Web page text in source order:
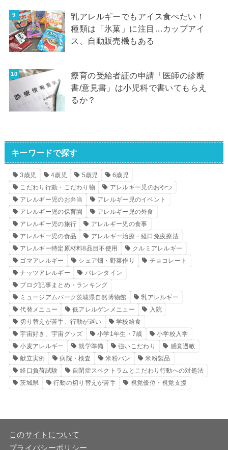
乳アレルギーでもアイス食べたい！
種類は「氷菓」に注目…カップアイ
ス、自動販売機もある
療育の受給者証の申請「医師の診断
書/意見書」は小児科で書いてもらえ
るか？
キーワードで探す
3歳児 4歳児 5歳児
6歳児
こだわり行動・こだわり物
アレルギー児のおやつ
アレルギー児のお弁当
アレルギー児のイベント
アレルギー児の保育園
アレルギー児の外食
アレルギー児の旅行
アレルギー児の食事
アレルギー児の食品
アレルギー治療・経口免疫療法
アレルギー特定原材料8品目不使用
クルミアレルギー
ゴマアレルギー
シェア畑・野菜作り
チョコレート
ナッツアレルギー
バレンタイン
ブログ記事まとめ・ランキング
ミュージアムパーク茨城県自然博物館
乳アレルギー
代替メニュー
低アレルゲンメニュー
入院
切り替えが苦手、行動が遅い
学校給食
宇宙好き、宇宙グッズ
小学1年生・7歳
小学校入学
小麦アレルギー
就学準備 強いこだわり
感覚過敏
献立実例
病院・検査 米粉パン
米粉製品
経口負荷試験
自閉症スペクトラムとこだわり行動への対処法
茨城県
行動の切り替えが苦手 視覚優位・視覚支援
このサイトについて
プライバシーポリシー